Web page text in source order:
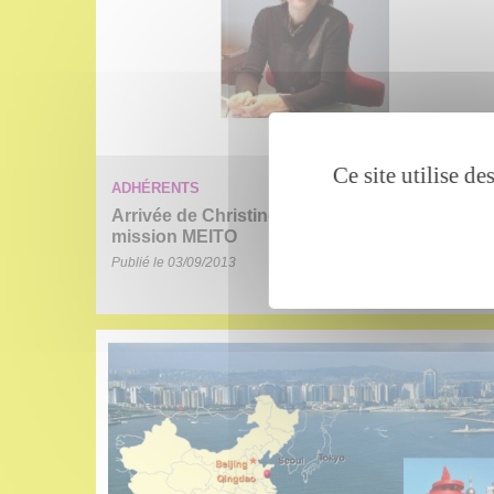
ADHÉRENTS
Arrivée de Christine Le Brun, chargée de
mission MEITO
Publié le 03/09/2013
Ce site utilise